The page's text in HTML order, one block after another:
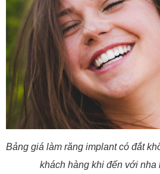
Bảng giá làm răng implant có đắt
khách hàng khi đến với nha